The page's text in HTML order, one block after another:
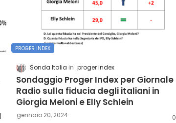
PROGER INDEX
Sonda Italia proger index
Sondaggio Proger Index per Giornale
Radio sulla fiducia degli italiani in
Giorgia Meloni e Elly Schlein
gennaio 20, 2024 0